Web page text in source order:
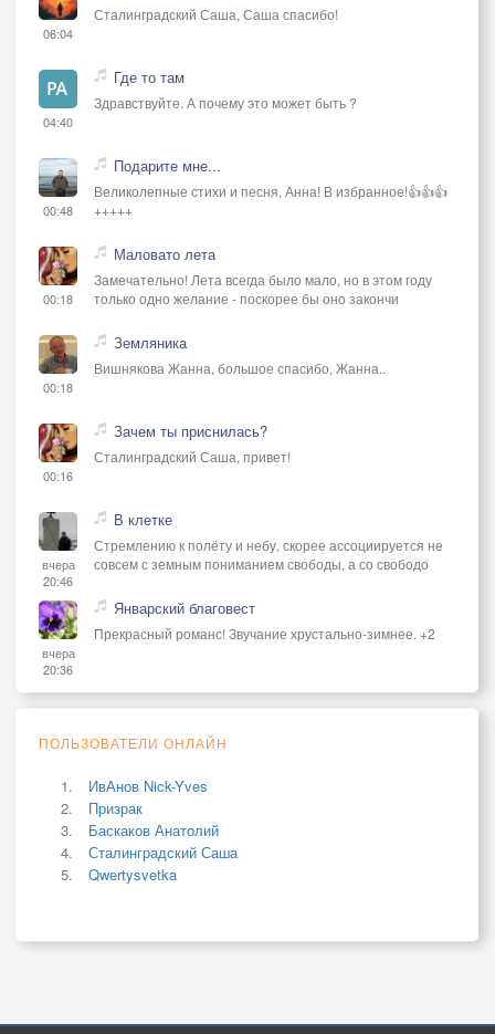
06:04
Сталинградский Саша, Саша спасибо!
04:40
Где то там
Здравствуйте. А почему это может быть ?
00:48
Подарите мне...
Великолепные стихи и песня, Анна! В избранное!👍👍👍
+++++
00:18
Маловато лета
Замечательно! Лета всегда было мало, но в этом году
только одно желание - поскорее бы оно закончи
00:18
Земляника
Вишнякова Жанна, большое спасибо, Жанна..
00:16
Зачем ты приснилась?
Сталинградский Саша, привет!
вчера
20:46
В клетке
Стремлению к полёту и небу, скорее ассоциируется не
совсем с земным пониманием свободы, а со свободо
вчера
20:36
Январский благовест
Прекрасный романс! Звучание хрустально-зимнее. +2
ПОЛЬЗОВАТЕЛИ ОНЛАЙН
ИвАнов Nick-Yves
Призрак
Баскаков Анатолий
Сталинградский Саша
Qwertysvetka